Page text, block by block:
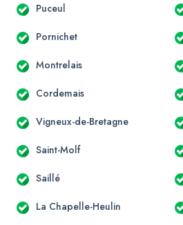
Puceul
Pornichet
Montrelais
Cordemais
Vigneux-de-Bretagne
Saint-Molf
Saillé
La Chapelle-Heulin